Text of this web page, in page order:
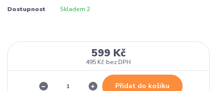
Dostupnost Skladem 2
599 Kč
495 Kč bez DPH
Přidat do košíku